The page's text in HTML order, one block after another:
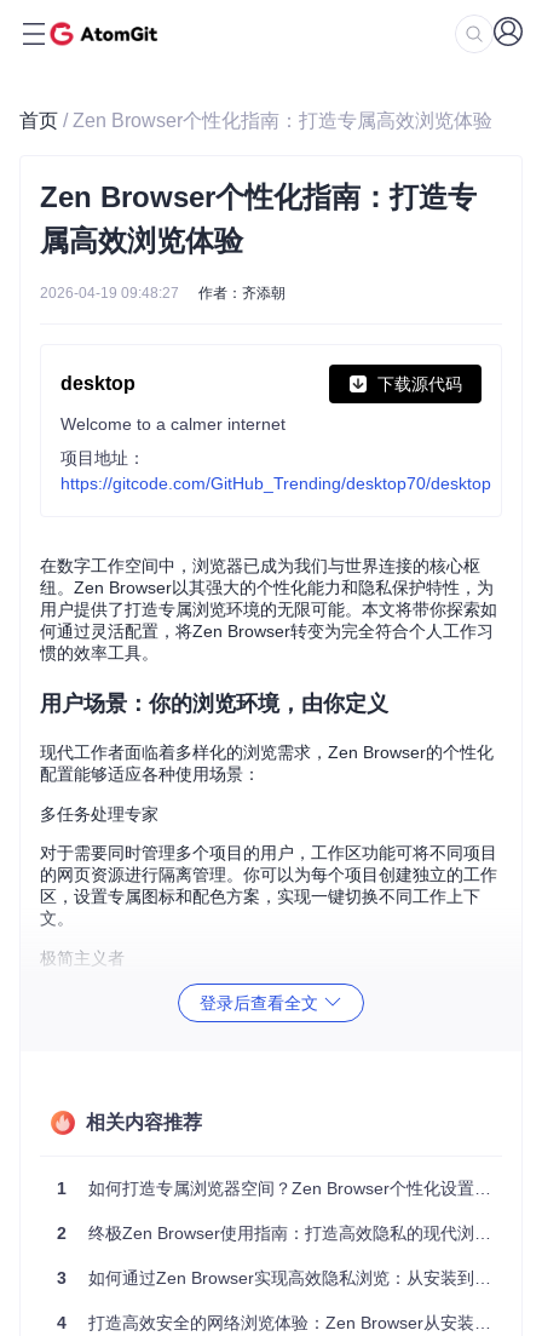
首页 / Zen Browser个性化指南：打造专属高效浏览体验
Zen Browser个性化指南：打造专
属高效浏览体验
2026-04-19 09:48:27 作者：齐添朝
desktop 下载源代码
Welcome to a calmer internet
项目地址：
https://gitcode.com/GitHub_Trending/desktop70/desktop
在数字工作空间中，浏览器已成为我们与世界连接的核心枢
纽。Zen Browser以其强大的个性化能力和隐私保护特性，为
用户提供了打造专属浏览环境的无限可能。本文将带你探索如
何通过灵活配置，将Zen Browser转变为完全符合个人工作习
惯的效率工具。
用户场景：你的浏览环境，由你定义
现代工作者面临着多样化的浏览需求，Zen Browser的个性化
配置能够适应各种使用场景：
多任务处理专家
对于需要同时管理多个项目的用户，工作区功能可将不同项目
的网页资源进行隔离管理。你可以为每个项目创建独立的工作
区，设置专属图标和配色方案，实现一键切换不同工作上下
文。
极简主义者
如果你追求简洁无干扰的浏览体验，Zen Browser的折叠布局
模式可以最大化内容显示区域，将工具栏和标签页最小化，让
创意专业人士可以通过自定义主题、壁纸和字体，打造符合个
人审美的浏览环境，使浏览器成为激发灵感的空间而非简单的
Zen Browser视觉元素 - 个性化主题与界面自定义效果展示
核心功能：浏览器个性化的基石
Zen Browser提供了丰富的个性化功能，让你能够从视觉到功
登录后查看全文
相关内容推荐
1 如何打造专属浏览器空间？Zen Browser个性化设置全攻略
2 终极Zen Browser使用指南：打造高效隐私的现代浏览体验
3 如何通过Zen Browser实现高效隐私浏览：从安装到精通的全方位指南
4 打造高效安全的网络浏览体验：Zen Browser从安装到精通全指南